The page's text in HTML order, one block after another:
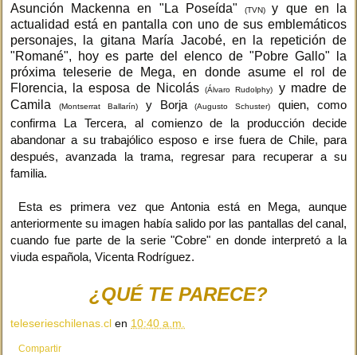
Asunción Mackenna en "La Poseída"(TVN)y que en la
actualidad está en pantalla con uno de sus emblemáticos
personajes, la gitana María Jacobé, en la repetición de
"Romané", hoy es parte del elenco de "Pobre Gallo" la
próxima teleserie de Mega, en donde asume el rol de
Florencia, la esposa de Nicolás(Álvaro Rudolphy)
y madre de
Camila
(Montserrat Ballarín)y Borja(Augusto Schuster)
quien, como
confirma La Tercera, al comienzo de la producción decide
abandonar a su trabajólico esposo e irse fuera de Chile, para
después, avanzada la trama, regresar para recuperar a su
familia.
Esta es primera vez que Antonia está en Mega, aunque
anteriormente su imagen había salido por las pantallas del canal,
cuando fue parte de la serie "Cobre" en donde interpretó a la
viuda española, Vicenta Rodríguez.
¿QUÉ TE PARECE?
teleserieschilenas.cl en 10:40 a.m.
Compartir